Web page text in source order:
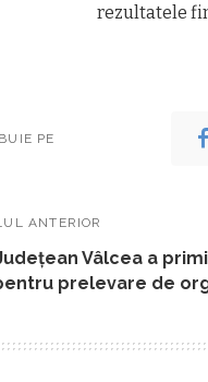
rezultatele
PE
ANTERIOR
Vâlcea a
prelevare de